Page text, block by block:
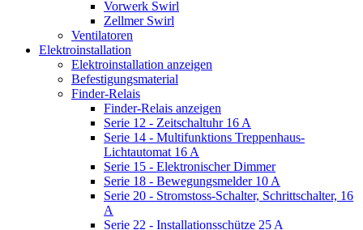
Vorwerk Swirl
Zellmer Swirl
Ventilatoren
Elektroinstallation
Elektroinstallation anzeigen
Befestigungsmaterial
Finder-Relais
Finder-Relais anzeigen
Serie 12 - Zeitschaltuhr 16 A
Serie 14 - Multifunktions Treppenhaus-
Lichtautomat 16 A
Serie 15 - Elektronischer Dimmer
Serie 18 - Bewegungsmelder 10 A
Serie 20 - Stromstoss-Schalter, Schrittschalter, 16
A
Serie 22 - Installationsschütze 25 A